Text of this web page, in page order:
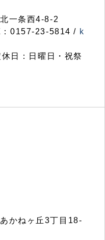
一条西4-8-2
0157-23-5814 / k
日：日曜日・祝祭
かねヶ丘3丁目18-